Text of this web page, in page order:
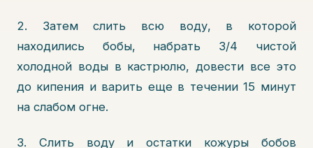
2. Затем слить всю воду, в которой
находились бобы, набрать 3/4 чистой
холодной воды в кастрюлю, довести все это
до кипения и варить еще в течении 15 минут
на слабом огне.
3. Слить воду и остатки кожуры бобов